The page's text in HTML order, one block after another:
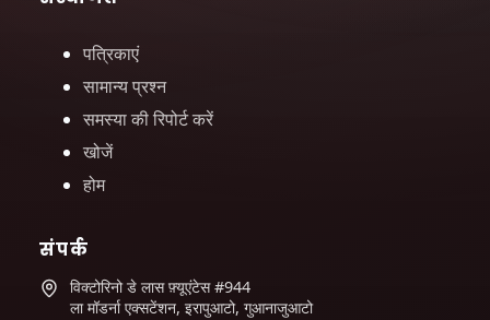
पत्रिकाएं
सामान्य प्रश्न
समस्या की रिपोर्ट करें
खोजें
होम
संपर्क
विक्टोरिनो डे लास फ़्यूएंटेस #944
ला मॉडर्ना एक्सटेंशन, इरापुआटो, गुआनाजुआटो